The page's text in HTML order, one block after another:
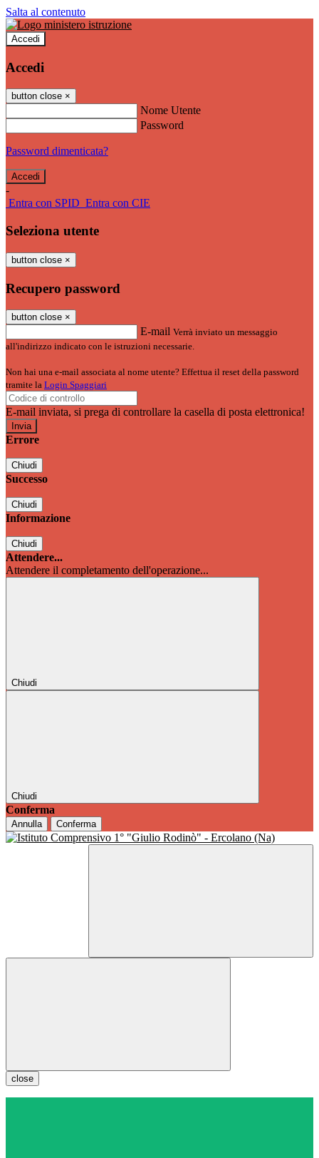
Salta al contenuto
Accedi
Accedi
button close ×
Nome Utente
Password
Password dimenticata?
-
Entra con SPID Entra con CIE
Seleziona utente
button close ×
Recupero password
button close ×
E-mail Verrà inviato un messaggio
all'indirizzo indicato con le istruzioni necessarie.
Non hai una e-mail associata al nome utente? Effettua il reset della password
tramite la Login Spaggiari
E-mail inviata, si prega di controllare la casella di posta elettronica!
Errore
Chiudi
Successo
Chiudi
Informazione
Chiudi
Attendere...
Attendere il completamento dell'operazione...
Chiudi
Chiudi
Conferma
Annulla Conferma
close